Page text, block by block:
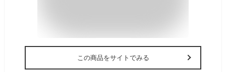
この商品をサイトでみる